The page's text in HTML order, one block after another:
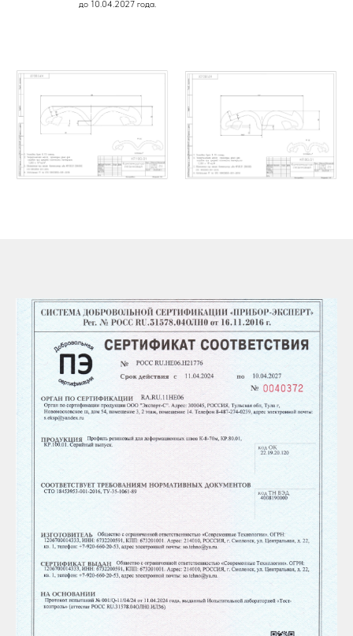
до 10.04.2027 года.